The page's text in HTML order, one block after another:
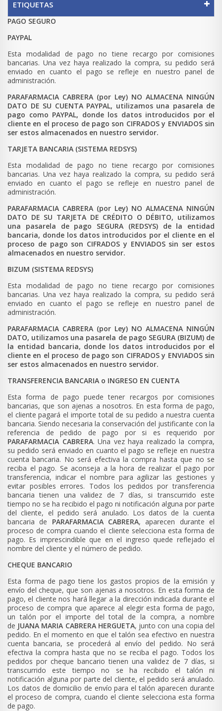
ETIQUETAS
PAGO SEGURO
PAYPAL
Esta modalidad de pago no tiene recargo por comisiones
bancarias. Una vez haya realizado la compra, su pedido será
enviado en cuanto el pago se refleje en nuestro panel de
administración.
PARAFARMACIA CABRERA (por Ley) NO ALMACENA NINGÚN
DATO DE SU CUENTA PAYPAL, utilizamos una pasarela de
pago como PAYPAL, donde los datos introducidos por el
cliente en el proceso de pago son CIFRADOS y ENVIADOS sin
ser estos almacenados en nuestro servidor.
TARJETA BANCARIA (SISTEMA REDSYS)
Esta modalidad de pago no tiene recargo por comisiones
bancarias. Una vez haya realizado la compra, su pedido será
enviado en cuanto el pago se refleje en nuestro panel de
administración.
PARAFARMACIA CABRERA (por Ley) NO ALMACENA NINGÚN
DATO DE SU TARJETA DE CRÉDITO O DÉBITO, utilizamos
una pasarela de pago SEGURA (REDSYS) de la entidad
bancaria, donde los datos introducidos por el cliente en el
proceso de pago son CIFRADOS y ENVIADOS sin ser estos
almacenados en nuestro servidor.
BIZUM (SISTEMA REDSYS)
Esta modalidad de pago no tiene recargo por comisiones
bancarias. Una vez haya realizado la compra, su pedido será
enviado en cuanto el pago se refleje en nuestro panel de
administración.
PARAFARMACIA CABRERA (por Ley) NO ALMACENA NINGÚN
DATO, utilizamos una pasarela de pago SEGURA (BIZUM) de
la entidad bancaria, donde los datos introducidos por el
cliente en el proceso de pago son CIFRADOS y ENVIADOS sin
ser estos almacenados en nuestro servidor.
TRANSFERENCIA BANCARIA o INGRESO EN CUENTA
Esta forma de pago puede tener recargos por comisiones
bancarias, que son ajenas a nosotros. En esta forma de pago,
el cliente pagará el importe total de su pedido a nuestra cuenta
bancaria. Siendo necesaria la conservación del justificante con la
referencia de pedido de pago por si es requerido por
PARAFARMACIA CABRERA. Una vez haya realizado la compra,
su pedido será enviado en cuanto el pago se refleje en nuestra
cuenta bancaria. No será efectiva la compra hasta que no se
reciba el pago. Se aconseja a la hora de realizar el pago por
transferencia, indicar el nombre para agilizar las gestiones y
evitar posibles errores. Todos los pedidos por transferencia
bancaria tienen una validez de 7 días, si transcurrido este
tiempo no se ha recibido el pago ni notificación alguna por parte
del cliente, el pedido será anulado. Los datos de la cuenta
bancaria de PARAFARMACIA CABRERA, aparecen durante el
proceso de compra cuando el cliente selecciona esta forma de
pago. Es imprescindible que en el ingreso quede reflejado el
nombre del cliente y el número de pedido.
CHEQUE BANCARIO
Esta forma de pago tiene los gastos propios de la emisión y
envío del cheque, que son ajenas a nosotros. En esta forma de
pago, el cliente nos hará llegar a la dirección indicada durante el
proceso de compra que aparece al elegir esta forma de pago,
un talón por el importe del total de la compra, a nombre
de JUANA MARIA CABRERA HERGUETA, junto con una copia del
pedido. En el momento en que el talón sea efectivo en nuestra
cuenta bancaria, se procederá al envío del pedido. No será
efectiva la compra hasta que no se reciba el pago. Todos los
pedidos por cheque bancario tienen una validez de 7 días, si
transcurrido este tiempo no se ha recibido el talón ni
notificación alguna por parte del cliente, el pedido será anulado.
Los datos de domicilio de envío para el talón aparecen durante
el proceso de compra, cuando el cliente selecciona esta forma
de pago.